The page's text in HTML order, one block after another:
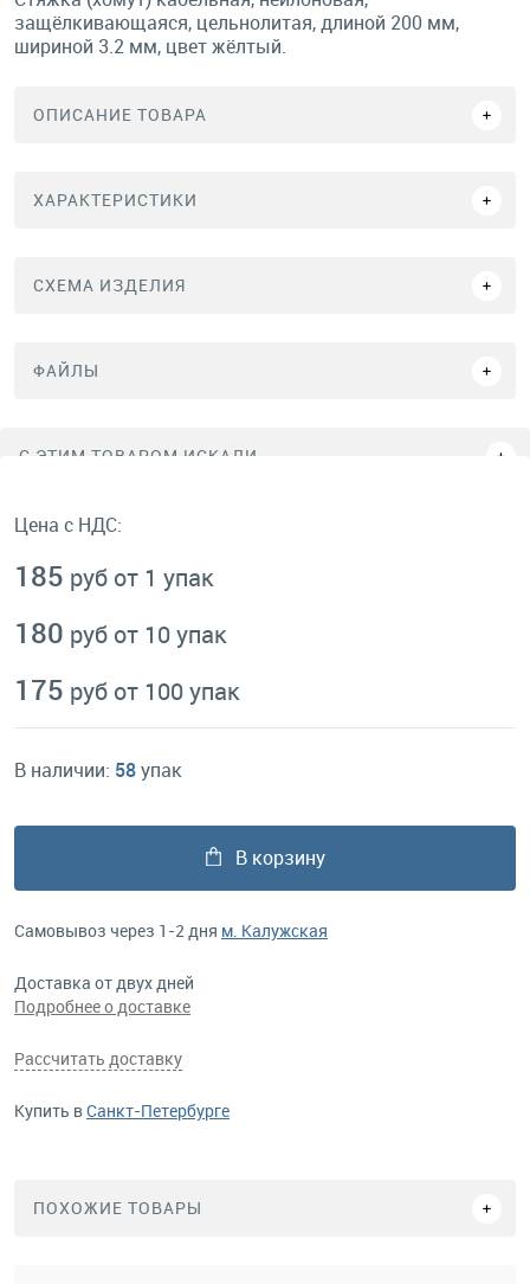
защёлкивающаяся, цельнолитая, длиной 200 мм,
шириной 3.2 мм, цвет жёлтый.
ОПИСАНИЕ ТОВАРА
ХАРАКТЕРИСТИКИ
СХЕМА ИЗДЕЛИЯ
ФАЙЛЫ
C ЭТИМ ТОВАРОМ ИСКАЛИ
Цена с НДС:
185 руб от 1 упак
180 руб от 10 упак
175 руб от 100 упак
В наличии: 58упак
В корзину
Самовывоз через 1-2 дня м. Калужская
Доставка от двух дней
Подробнее о доставке
Рассчитать доставку
Купить вСанкт-Петербурге
ПОХОЖИЕ ТОВАРЫ